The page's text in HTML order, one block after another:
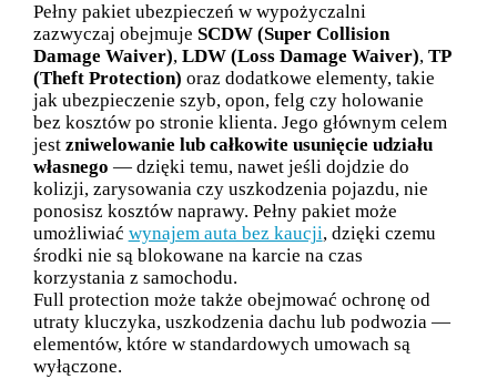
Pełny pakiet ubezpieczeń w wypożyczalni
zazwyczaj obejmuje SCDW (Super Collision
Damage Waiver), LDW (Loss Damage Waiver), TP
(Theft Protection) oraz dodatkowe elementy, takie
jak ubezpieczenie szyb, opon, felg czy holowanie
bez kosztów po stronie klienta. Jego głównym celem
jest zniwelowanie lub całkowite usunięcie udziału
własnego — dzięki temu, nawet jeśli dojdzie do
kolizji, zarysowania czy uszkodzenia pojazdu, nie
ponosisz kosztów naprawy. Pełny pakiet może
umożliwiać wynajem auta bez kaucji, dzięki czemu
środki nie są blokowane na karcie na czas
korzystania z samochodu.
Full protection może także obejmować ochronę od
utraty kluczyka, uszkodzenia dachu lub podwozia —
elementów, które w standardowych umowach są
wyłączone.